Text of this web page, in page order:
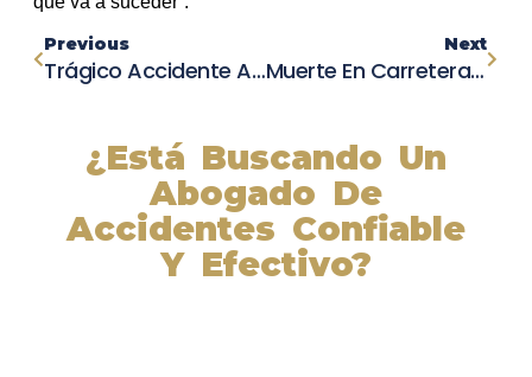
Previous
Trágico Accidente Automovilístico En Richmond County Cobra La Vida De Un Hombre En La Madrugada
Next
Muerte En Carretera: Mujer Fallece Tras Colisión En Cherokee County
¿Está Buscando Un
Abogado De
Accidentes Confiable
Y Efectivo?